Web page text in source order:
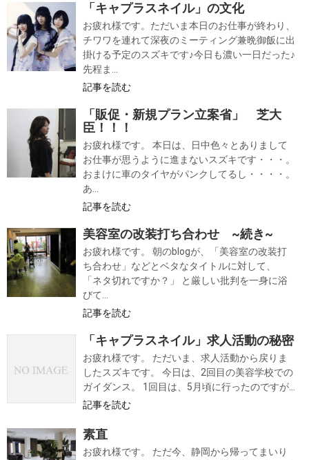
「キャプラスネイル」の文化
お疲れ様です。ただいま本日のお仕事が終わり、
チワワを連れて深夜のミーティング兼晩御飯に出
掛ける予定のスズキです♪今日も濃い一日だった♪
先程ま...
記事を読む
「販促・新規プラン立案省」 芝大
臣！！！
お疲れ様です。 本日は、日中色々とありまして
お仕事が思うように進まないスズキです・・・。
おまけに車のタイヤがパンクしてるし・・・・。
あ...
記事を読む
美容室の改装打ち合わせ ~続き~
お疲れ様です。 朝のblogが、「美容室の改装打
ち合わせ」などとベタなタイトルに対して、
「ネタ切れですか？」 と厳しい批判を一身に浴
びて...
記事を読む
「キャプラスネイル」求人活動の秘密
お疲れ様です。 ただいま、求人活動から戻りま
したスズキです。 今日は、2回目の美容学校での
ガイダンス。 1回目は、5月頃に行ったのですが...
記事を読む
素直
お疲れ様です。 ただ今、静岡から帰ってまいり